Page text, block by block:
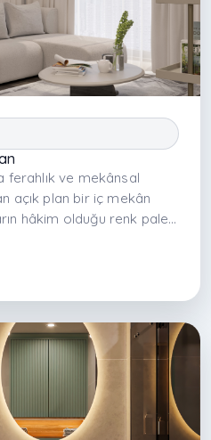
ferahlık ve mekânsal
açık plan bir iç mekân
hâkim olduğu renk paleti
sayesinde mekân geniş
yüzeyler ve doğal dokuların
günün farklı
deneyimler sunar.